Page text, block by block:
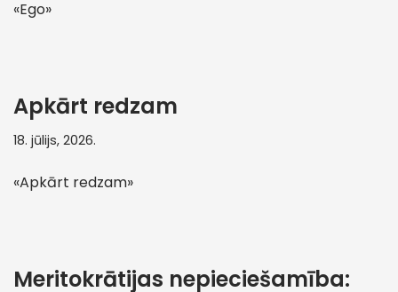
«Ego»
Apkārt redzam
18. jūlijs, 2026.
«Apkārt redzam»
Meritokrātijas nepieciešamība: